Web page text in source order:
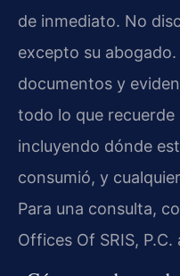
de inmediato. No
excepto su
documentos y
todo lo que
incluyendo dónde
consumió, y
Para una consulta,
Offices Of SRIS,